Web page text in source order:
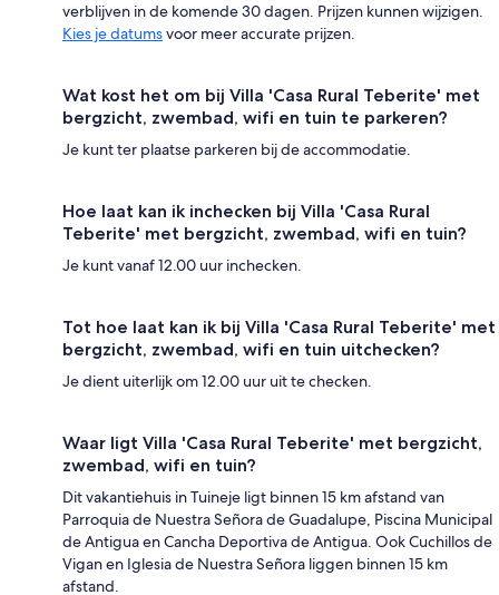
verblijven in de komende 30 dagen. Prijzen kunnen wijzigen.
Kies je datumsvoor meer accurate prijzen.
Wat kost het om bij Villa 'Casa Rural Teberite' met
bergzicht, zwembad, wifi en tuin te parkeren?
Je kunt ter plaatse parkeren bij de accommodatie.
Hoe laat kan ik inchecken bij Villa 'Casa Rural
Teberite' met bergzicht, zwembad, wifi en tuin?
Je kunt vanaf 12.00 uur inchecken.
Tot hoe laat kan ik bij Villa 'Casa Rural Teberite' met
bergzicht, zwembad, wifi en tuin uitchecken?
Je dient uiterlijk om 12.00 uur uit te checken.
Waar ligt Villa 'Casa Rural Teberite' met bergzicht,
zwembad, wifi en tuin?
Dit vakantiehuis in Tuineje ligt binnen 15 km afstand van
Parroquia de Nuestra Señora de Guadalupe, Piscina Municipal
de Antigua en Cancha Deportiva de Antigua. Ook Cuchillos de
Vigan en Iglesia de Nuestra Señora liggen binnen 15 km
afstand.